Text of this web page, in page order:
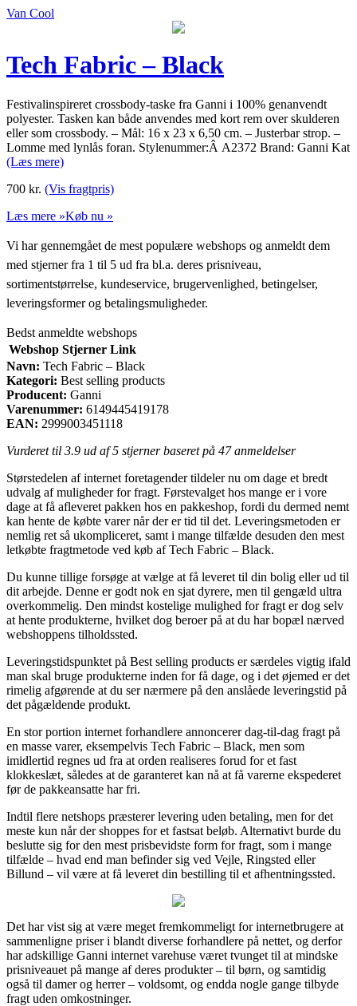
Van Cool
Tech Fabric – Black
Festivalinspireret crossbody-taske fra Ganni i 100% genanvendt
polyester. Tasken kan både anvendes med kort rem over skulderen
eller som crossbody. – Mål: 16 x 23 x 6,50 cm. – Justerbar strop. –
Lomme med lynlås foran. Stylenummer:Â A2372 Brand: Ganni Kat
(Læs mere)
700 kr. (Vis fragtpris)
Læs mere »Køb nu »
Vi har gennemgået de mest populære webshops og anmeldt dem
med stjerner fra 1 til 5 ud fra bl.a. deres prisniveau,
sortimentstørrelse, kundeservice, brugervenlighed, betingelser,
leveringsformer og betalingsmuligheder.
Bedst anmeldte webshops
Webshop Stjerner Link
Navn: Tech Fabric – Black
Kategori: Best selling products
Producent: Ganni
Varenummer: 6149445419178
EAN: 2999003451118
Vurderet til 3.9 ud af 5 stjerner baseret på 47anmeldelser
Størstedelen af internet foretagender tildeler nu om dage et bredt
udvalg af muligheder for fragt. Førstevalget hos mange er i vore
dage at få afleveret pakken hos en pakkeshop, fordi du dermed nemt
kan hente de købte varer når der er tid til det. Leveringsmetoden er
nemlig ret så ukompliceret, samt i mange tilfælde desuden den mest
letkøbte fragtmetode ved køb af Tech Fabric – Black.
Du kunne tillige forsøge at vælge at få leveret til din bolig eller ud til
dit arbejde. Denne er godt nok en sjat dyrere, men til gengæld ultra
overkommelig. Den mindst kostelige mulighed for fragt er dog selv
at hente produkterne, hvilket dog beroer på at du har bopæl nærved
webshoppens tilholdssted.
Leveringstidspunktet på Best selling products er særdeles vigtig ifald
man skal bruge produkterne inden for få dage, og i det øjemed er det
rimelig afgørende at du ser nærmere på den anslåede leveringstid på
det pågældende produkt.
En stor portion internet forhandlere annoncerer dag-til-dag fragt på
en masse varer, eksempelvis Tech Fabric – Black, men som
imidlertid regnes ud fra at orden realiseres forud for et fast
klokkeslæt, således at de garanteret kan nå at få varerne ekspederet
før de pakkeansatte har fri.
Indtil flere netshops præsterer levering uden betaling, men for det
meste kun når der shoppes for et fastsat beløb. Alternativt burde du
beslutte sig for den mest prisbevidste form for fragt, som i mange
tilfælde – hvad end man befinder sig ved Vejle, Ringsted eller
Billund – vil være at få leveret din bestilling til et afhentningssted.
Det har vist sig at være meget fremkommeligt for internetbrugere at
sammenligne priser i blandt diverse forhandlere på nettet, og derfor
har adskillige Ganni internet varehuse været tvunget til at mindske
prisniveauet på mange af deres produkter – til børn, og samtidig
også til damer og herrer – voldsomt, og endda nogle gange tilbyde
fragt uden omkostninger.